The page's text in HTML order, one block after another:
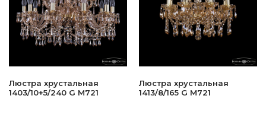
Люстра хрустальная
1403/10+5/240 G M721
Люстра хрустальная
1413/8/165 G M721